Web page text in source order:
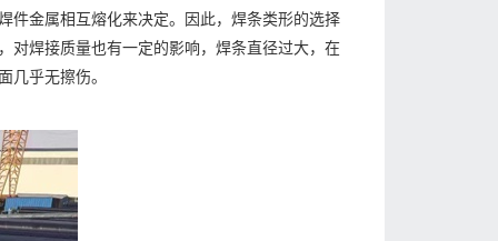
件金属相互熔化来决定。因此，焊条类形的选择
对焊接质量也有一定的影响，焊条直径过大，在
几乎无擦伤。